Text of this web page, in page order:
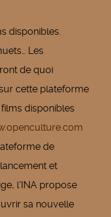
disponibles.
Les
de quoi
cette plateforme
disponibles
de
et
l'INA propose
sa nouvelle